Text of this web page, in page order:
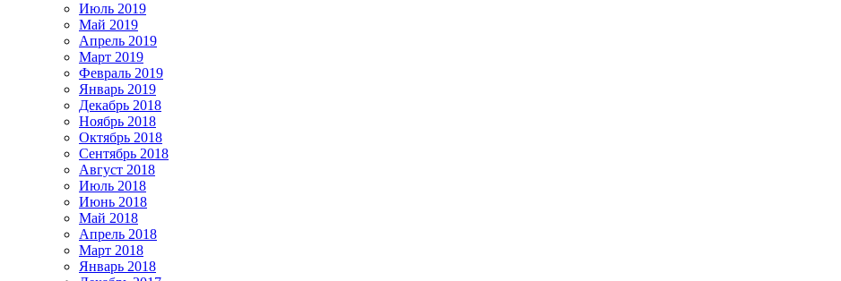
Июль 2019
Май 2019
Апрель 2019
Март 2019
Февраль 2019
Январь 2019
Декабрь 2018
Ноябрь 2018
Октябрь 2018
Сентябрь 2018
Август 2018
Июль 2018
Июнь 2018
Май 2018
Апрель 2018
Март 2018
Январь 2018